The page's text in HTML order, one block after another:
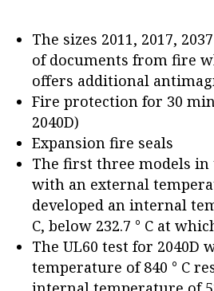
The sizes 2011, 2017,
of documents from fire
offers additional
Fire protection for 30
2040D)
Expansion fire seals
The first three models in
with an external
developed an internal
C, below 232.7 ° C at
The UL60 test for 2040D
temperature of 840 ° C